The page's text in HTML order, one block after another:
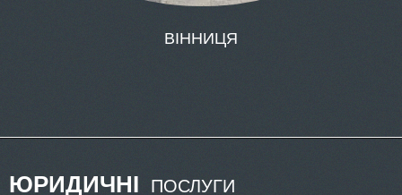
ЮРИДИЧНІ ПОСЛУГИ